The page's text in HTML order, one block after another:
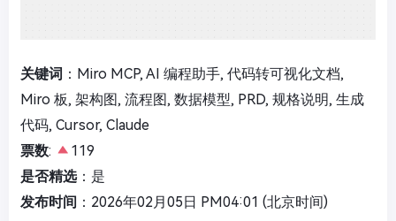
关键词 ：Miro MCP, AI 编程助手, 代码转可视化文档,
Miro 板, 架构图, 流程图, 数据模型, PRD, 规格说明, 生成
代码, Cursor, Claude
票数:
119
是否精选：是
发布时间 ：2026年02月05日 PM04:01 (北京时间)